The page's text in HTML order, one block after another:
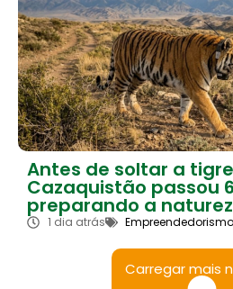
Antes de soltar a
Cazaquistão passou
preparando a
1 dia atrás Empreendedorismo
Carregar mais